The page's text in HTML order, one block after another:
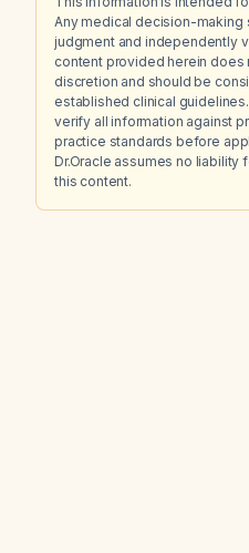
Any medical decision-making
judgment and independently
content provided herein
discretion and should be
established clinical
verify all information against
practice standards before
Dr.Oracle assumes no
this content.